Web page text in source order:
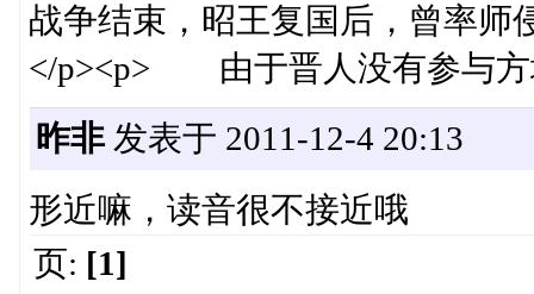
战争结束，昭王复国后，曾率师
</p><p> 由于晋人没有参与
昨非 发表于 2011-12-4 20:13
形近嘛，读音很不接近哦
页: [1]